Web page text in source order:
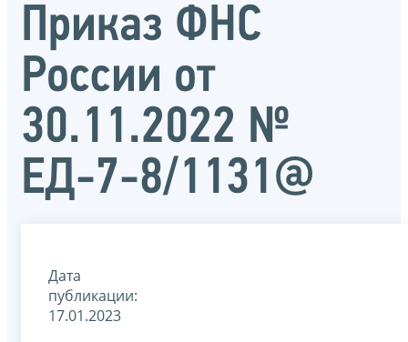
Приказ ФНС
России от
30.11.2022 №
ЕД-7-8/1131@
Дата
публикации:
17.01.2023